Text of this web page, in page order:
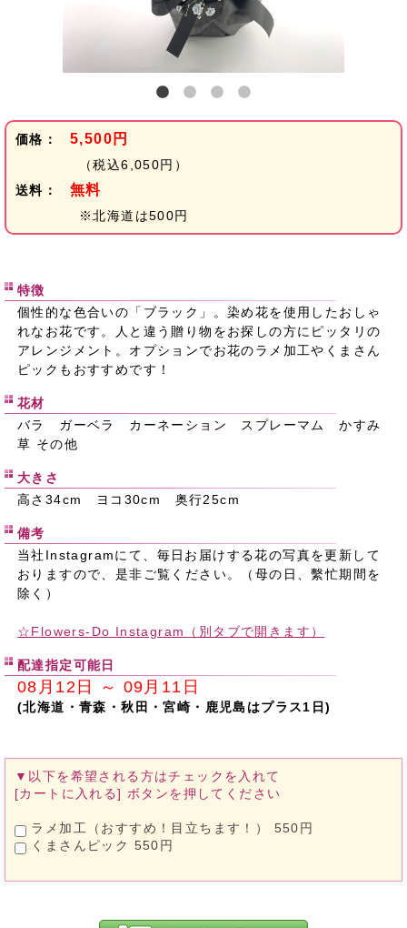
価格： 5,500円
（税込6,050円）
送料：
無料
※北海道は500円
特徴
個性的な色合いの「ブラック」。染め花を使用したおしゃ
れなお花です。人と違う贈り物をお探しの方にピッタリの
アレンジメント。オプションでお花のラメ加工やくまさん
ピックもおすすめです！
花材
バラ ガーベラ カーネーション スプレーマム かすみ
草 その他
大きさ
高さ34cm ヨコ30cm 奥行25cm
備考
当社Instagramにて、毎日お届けする花の写真を更新して
おりますので、是非ご覧ください。（母の日、繫忙期間を
除く）
☆Flowers-Do Instagram（別タブで開きます）
配達指定可能日
08月12日 ～ 09月11日
(北海道・青森・秋田・宮崎・鹿児島はプラス1日)
▼以下を希望される方はチェックを入れて
[カートに入れる] ボタンを押してください
ラメ加工（おすすめ！目立ちます！） 550円
くまさんピック 550円